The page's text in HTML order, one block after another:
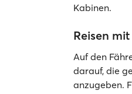
Kabinen.
Reisen
Auf den
darauf, die
anzugeben.